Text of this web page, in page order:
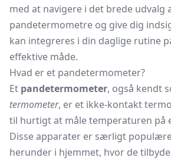
med at navigere i det brede udvalg
pandetermometre og give dig
kan integreres i din daglige rutine
effektive måde.
Hvad er et pandetermometer?
Et pandetermometer, også kendt
termometer, er et ikke-kontakt
til hurtigt at måle temperaturen på
Disse apparater er særligt
herunder i hjemmet, hvor de